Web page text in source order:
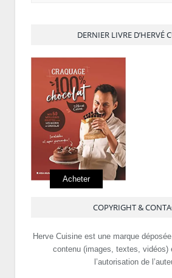
DERNIER LIVRE D’HERVÉ
Acheter
COPYRIGHT &
Herve Cuisine est une marque
contenu (images, textes, vidéos)
l’autorisation de